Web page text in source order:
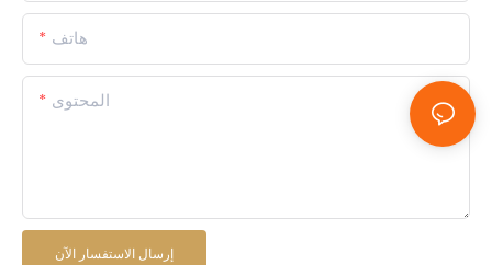
هاتف
المحتوى
إرسال الاستفسار الآن